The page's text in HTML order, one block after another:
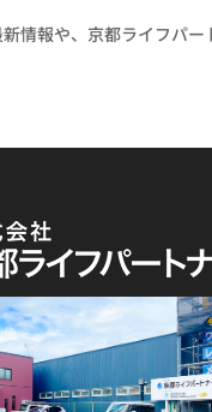
情報や、京都ライフパー